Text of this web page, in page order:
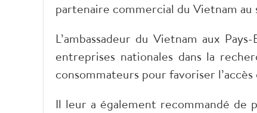
partenaire commercial du Vietnam au
L’ambassadeur du Vietnam aux
entreprises nationales dans la
consommateurs pour favoriser
Il leur a également recommandé